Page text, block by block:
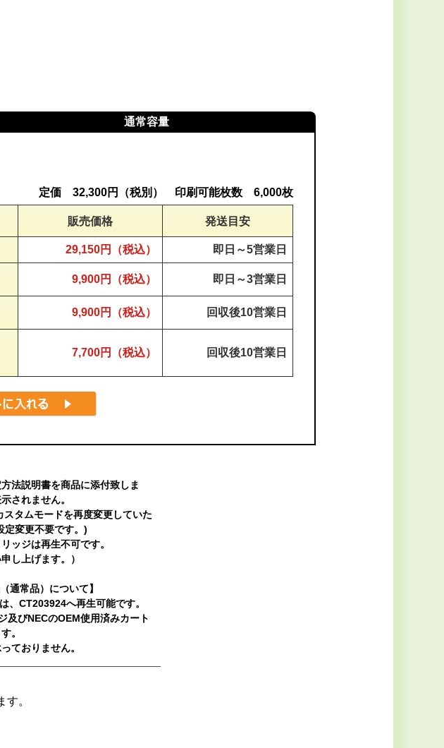
通常容量
定価 32,300円（税別） 印刷可能枚数 6,000枚
販売価格 発送目安
29,150円（税込） 即日～5営業日
9,900円（税込） 即日～3営業日
9,900円（税込） 回収後10営業日
7,700円（税込） 回収後10営業日
法説明書を商品に添付致しま
されません。
タムモードを再度変更していた
定変更不要です。)
ッジは再生不可です。
し上げます。）
通常品）について】
、CT203924へ再生可能です。
及びNECのOEM使用済みカート
。
ておりません。
。